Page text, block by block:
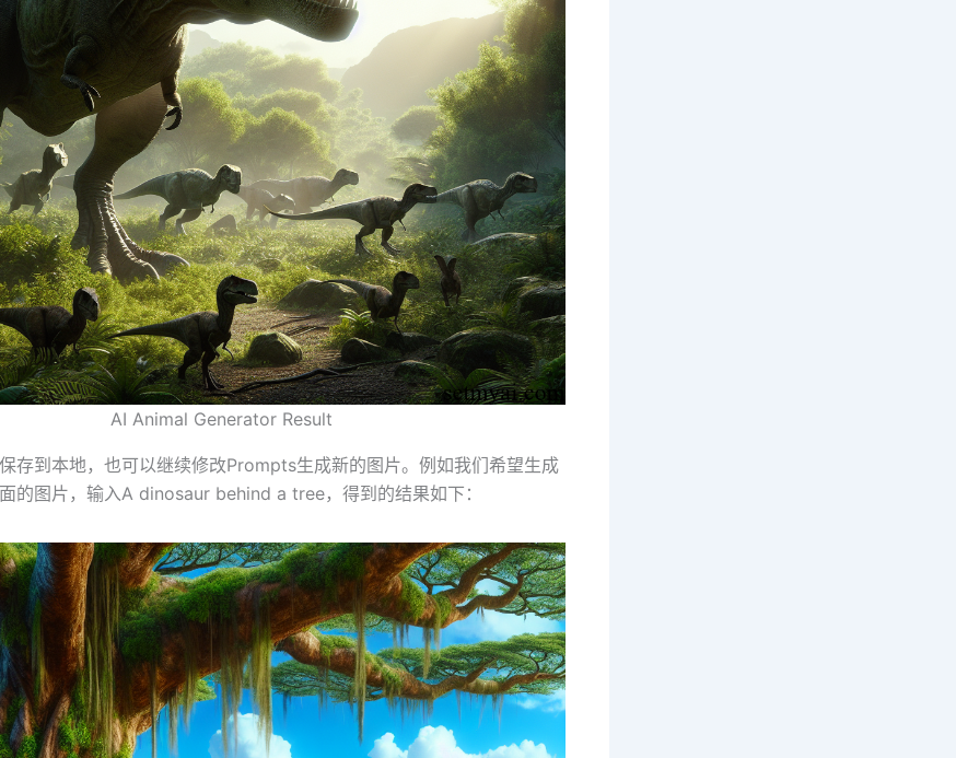
AI Animal Generator Result
存到本地，也可以继续修改Prompts生成新的图片。例如我们希望生成
的图片，输入A dinosaur behind a tree，得到的结果如下：